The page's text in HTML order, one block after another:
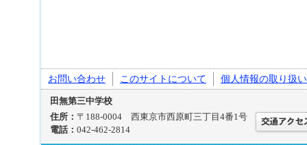
お問い合わせ このサイトについて 個人情報の取り扱い
田無第三中学校
住所： 〒188-0004 西東京市西原町三丁目4番1号
電話： 042-462-2814